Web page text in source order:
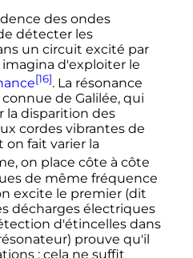
des ondes
détecter les
un circuit excité par
d'exploiter le
[16]. La résonance
de Galilée, qui
la disparition des
cordes vibrantes de
fait varier la
on place côte à côte
de même fréquence
excite le premier (dit
décharges électriques
d'étincelles dans
prouve qu'il
; cela ne suffit